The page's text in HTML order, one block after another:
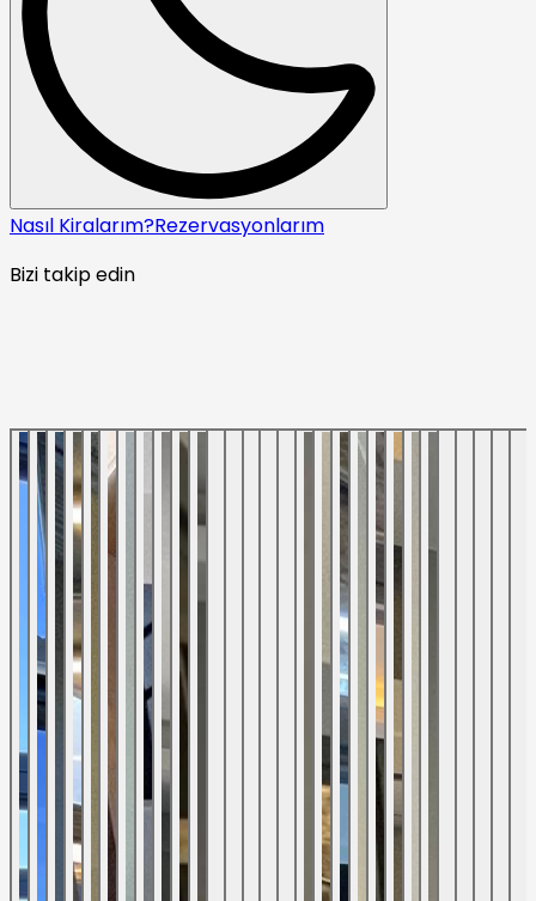
Nasıl Kiralarım?Rezervasyonlarım
Bizi takip edin